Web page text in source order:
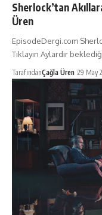
Sherlock’tan
Üren
EpisodeDergi.com
Tıklayın Aylardır
TarafındanÇağla Üren 29 May